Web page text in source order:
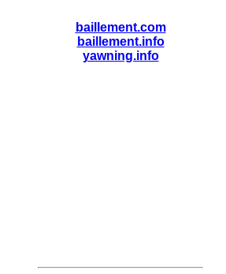
baillement.com
baillement.info
yawning.info